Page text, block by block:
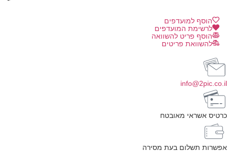
הוסף למועדפים
לרשימת המועדפים
הוסף פריט להשוואה
להשוואת פריטים
info@2pic.co.il
כרטיס אשראי מאובטח
אפשרות תשלום בעת מסירה